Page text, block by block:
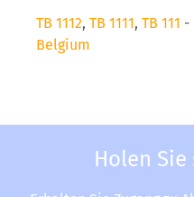
TB 1112, TB 1111, TB 111 -
Belgium
Holen